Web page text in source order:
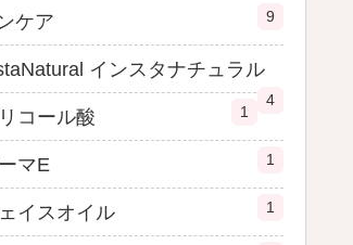
ケア 9
インスタナチュラル
4
コール酸 1
マE 1
イスオイル 1